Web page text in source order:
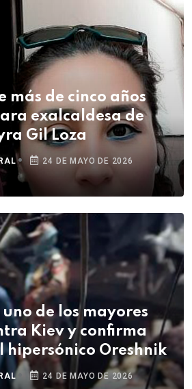
más de cinco años
exalcaldesa de
Gil Loza
24 DE MAYO DE 2026
uno de los mayores
Kiev y confirma
hipersónico Oreshnik
24 DE MAYO DE 2026